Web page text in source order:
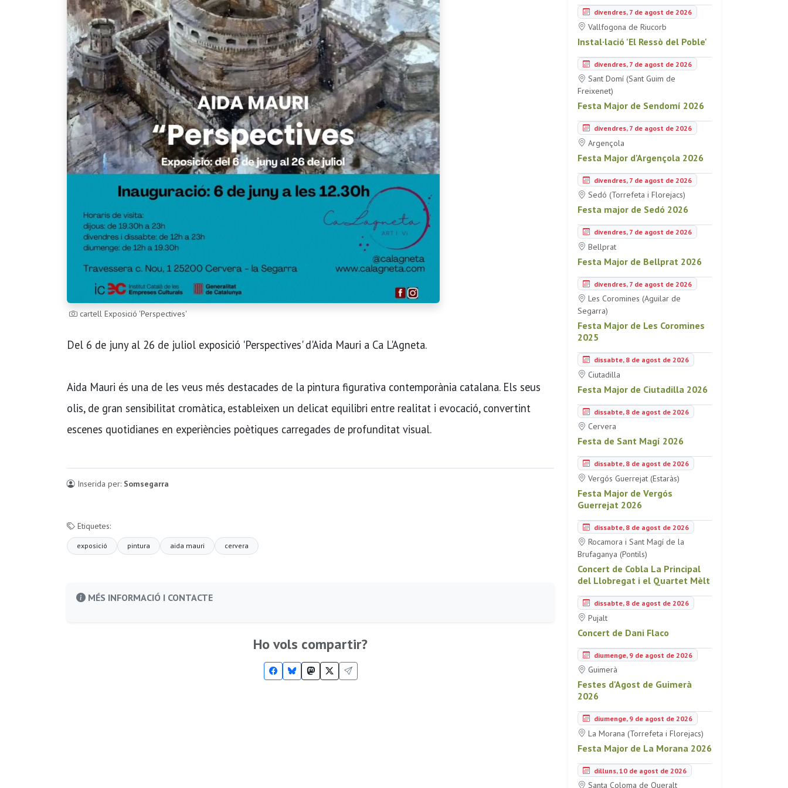
cartell Exposició 'Perspectives'
Del 6 de juny al 26 de juliol exposició 'Perspectives' d'Aida Mauri a Ca L'Agneta.
Aida Mauri és una de les veus més destacades de la pintura figurativa contemporània catalana. Els seus
olis, de gran sensibilitat cromàtica, estableixen un delicat equilibri entre realitat i evocació, convertint
escenes quotidianes en experiències poètiques carregades de profunditat visual.
Inserida per: Somsegarra
Etiquetes:
exposició pintura aida mauri cervera
MÉS INFORMACIÓ I CONTACTE
Ho vols compartir?
divendres, 7 de agost de 2026
Vallfogona de Riucorb
Instal·lació 'El Ressò del Poble'
divendres, 7 de agost de 2026
Sant Domí (Sant Guim de
Freixenet)
Festa Major de Sendomí 2026
divendres, 7 de agost de 2026
Argençola
Festa Major d'Argençola 2026
divendres, 7 de agost de 2026
Sedó (Torrefeta i Florejacs)
Festa major de Sedó 2026
divendres, 7 de agost de 2026
Bellprat
Festa Major de Bellprat 2026
divendres, 7 de agost de 2026
Les Coromines (Aguilar de
Segarra)
Festa Major de Les Coromines
2025
dissabte, 8 de agost de 2026
Ciutadilla
Festa Major de Ciutadilla 2026
dissabte, 8 de agost de 2026
Cervera
Festa de Sant Magí 2026
dissabte, 8 de agost de 2026
Vergós Guerrejat (Estaràs)
Festa Major de Vergós
Guerrejat 2026
dissabte, 8 de agost de 2026
Rocamora i Sant Magí de la
Brufaganya (Pontils)
Concert de Cobla La Principal
del Llobregat i el Quartet Mèlt
dissabte, 8 de agost de 2026
Pujalt
Concert de Dani Flaco
diumenge, 9 de agost de 2026
Guimerà
Festes d'Agost de Guimerà
2026
diumenge, 9 de agost de 2026
La Morana (Torrefeta i Florejacs)
Festa Major de La Morana 2026
dilluns, 10 de agost de 2026
Santa Coloma de Queralt